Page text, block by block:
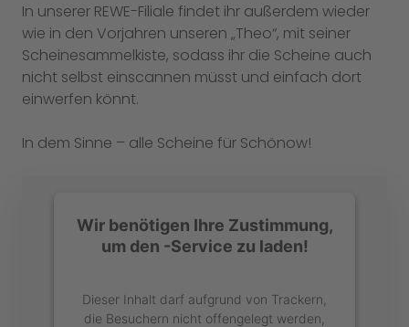
In unserer REWE-Filiale findet ihr außerdem wieder
wie in den Vorjahren unseren „Theo“, mit seiner
Scheinesammelkiste, sodass ihr die Scheine auch
nicht selbst einscannen müsst und einfach dort
einwerfen könnt.
In dem Sinne – alle Scheine für Schönow!
Wir benötigen Ihre Zustimmung,
um den -Service zu laden!
Dieser Inhalt darf aufgrund von Trackern,
die Besuchern nicht offengelegt werden,